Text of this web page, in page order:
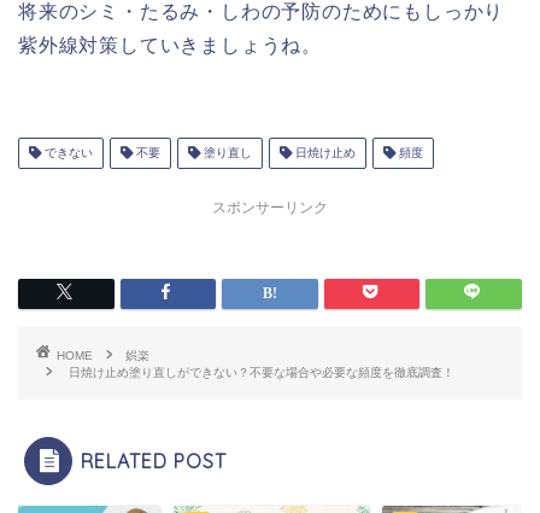
将来のシミ・たるみ・しわの予防のためにもしっかり
紫外線対策していきましょうね。
できない 不要 塗り直し 日焼け止め 頻度
スポンサーリンク
HOME
娯楽
日焼け止め塗り直しができない？不要な場合や必要な頻度を徹底調査！
RELATED POST